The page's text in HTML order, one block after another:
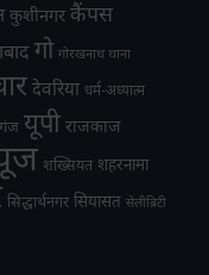
कुशीनगर कैंपस
गो गोरखनाथ थाना
देवरिया धर्म-अध्यात्म
यूपी राजकाज
शख्सियत शहरनामा
सिद्धार्थनगर सियासत सेलीब्रिटी